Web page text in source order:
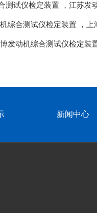
测试仪检定装置 ， 江苏发
综合测试仪检定装置 ，
发动机综合测试仪检定装
新闻中心